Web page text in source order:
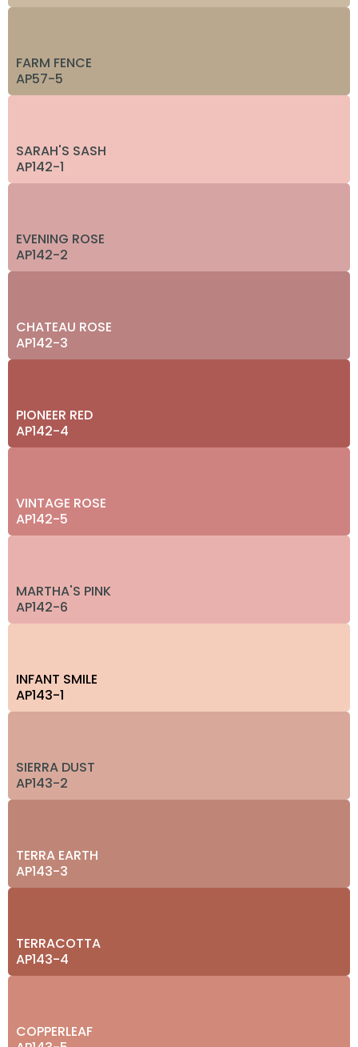
FARM FENCE
AP57-5
SARAH'S SASH
AP142-1
EVENING ROSE
AP142-2
CHATEAU ROSE
AP142-3
PIONEER RED
AP142-4
VINTAGE ROSE
AP142-5
MARTHA'S PINK
AP142-6
INFANT SMILE
AP143-1
SIERRA DUST
AP143-2
TERRA EARTH
AP143-3
TERRACOTTA
AP143-4
COPPERLEAF